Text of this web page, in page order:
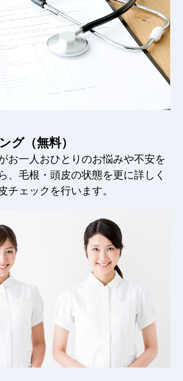
グ（無料）
お一人おひとりのお悩みや不安を
、毛根・頭皮の状態を更に詳しく
チェックを行います。